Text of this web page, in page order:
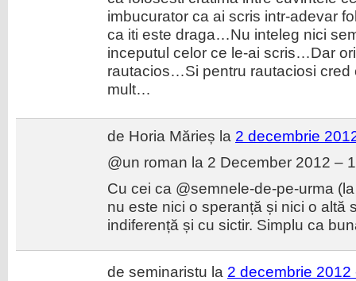
imbucurator ca ai scris intr-adevar
ca iti este draga…Nu inteleg nici
inceputul celor ce le-ai scris…Dar
rautacios…Si pentru rautaciosi cred
mult…
de Horia Mărieș la 2 decembrie
@un roman la 2 December 2012 –
Cu cei ca @semnele-de-pe-urma
nu este nici o speranță și nici o altă
indiferență și cu sictir. Simplu ca
de seminaristu la 2 decembrie 2012